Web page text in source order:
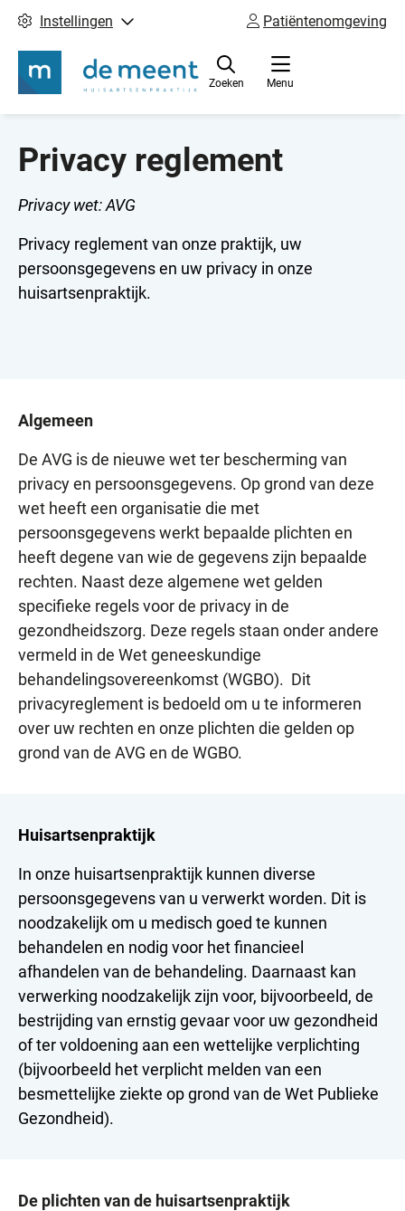
Instellingen Patiëntenomgeving
Menu
Zoeken
Privacy reglement
Privacy wet: AVG
Privacy reglement van onze praktijk, uw
persoonsgegevens en uw privacy in onze
huisartsenpraktijk.
Algemeen
De AVG is de nieuwe wet ter bescherming van
privacy en persoonsgegevens. Op grond van deze
wet heeft een organisatie die met
persoonsgegevens werkt bepaalde plichten en
heeft degene van wie de gegevens zijn bepaalde
rechten. Naast deze algemene wet gelden
specifieke regels voor de privacy in de
gezondheidszorg. Deze regels staan onder andere
vermeld in de Wet geneeskundige
behandelingsovereenkomst (WGBO). Dit
privacyreglement is bedoeld om u te informeren
over uw rechten en onze plichten die gelden op
grond van de AVG en de WGBO.
Huisartsenpraktijk
In onze huisartsenpraktijk kunnen diverse
persoonsgegevens van u verwerkt worden. Dit is
noodzakelijk om u medisch goed te kunnen
behandelen en nodig voor het financieel
afhandelen van de behandeling. Daarnaast kan
verwerking noodzakelijk zijn voor, bijvoorbeeld, de
bestrijding van ernstig gevaar voor uw gezondheid
of ter voldoening aan een wettelijke verplichting
(bijvoorbeeld het verplicht melden van een
besmettelijke ziekte op grond van de Wet Publieke
Gezondheid).
De plichten van de huisartsenpraktijk